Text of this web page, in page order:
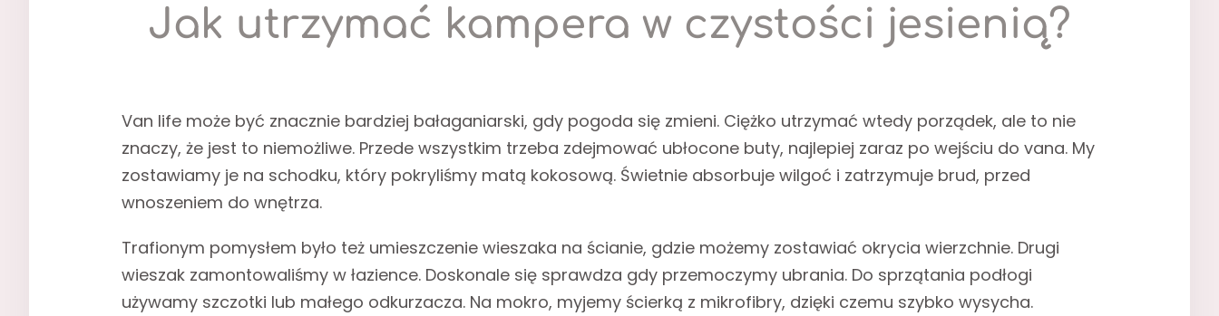
Jak utrzymać kampera w czystości jesienią?
Van life może być znacznie bardziej bałaganiarski, gdy pogoda się zmieni. Ciężko utrzymać wtedy porządek, ale to nie
znaczy, że jest to niemożliwe. Przede wszystkim trzeba zdejmować ubłocone buty, najlepiej zaraz po wejściu do vana. My
zostawiamy je na schodku, który pokryliśmy matą kokosową. Świetnie absorbuje wilgoć i zatrzymuje brud, przed
wnoszeniem do wnętrza.
Trafionym pomysłem było też umieszczenie wieszaka na ścianie, gdzie możemy zostawiać okrycia wierzchnie. Drugi
wieszak zamontowaliśmy w łazience. Doskonale się sprawdza gdy przemoczymy ubrania. Do sprzątania podłogi
używamy szczotki lub małego odkurzacza. Na mokro, myjemy ścierką z mikrofibry, dzięki czemu szybko wysycha.